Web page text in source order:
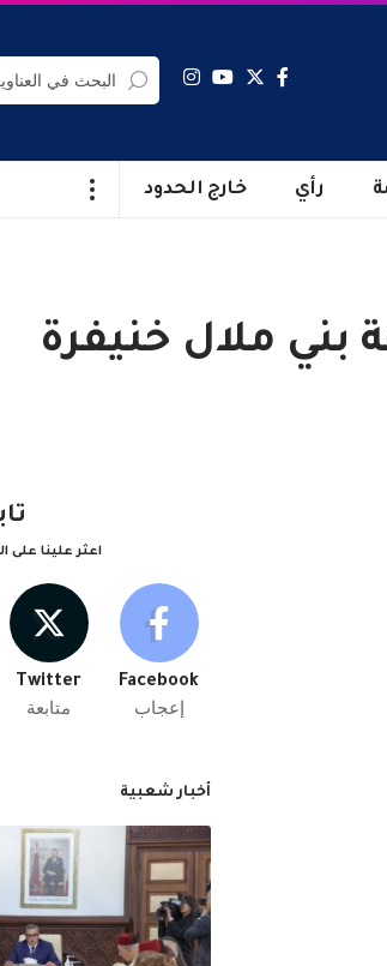
رأي خارج الحدود
ملال خنيفرة
اعثر علينا على
Facebook
إعجاب
Twitter
متابعة
أخبار شعبية